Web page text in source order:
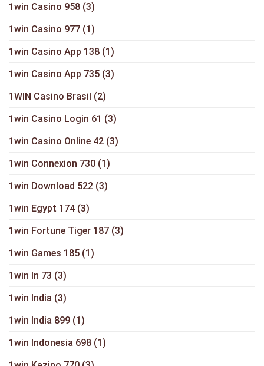
1win Casino 958 (3)
1win Casino 977 (1)
1win Casino App 138 (1)
1win Casino App 735 (3)
1WIN Casino Brasil (2)
1win Casino Login 61 (3)
1win Casino Online 42 (3)
1win Connexion 730 (1)
1win Download 522 (3)
1win Egypt 174 (3)
1win Fortune Tiger 187 (3)
1win Games 185 (1)
1win In 73 (3)
1win India (3)
1win India 899 (1)
1win Indonesia 698 (1)